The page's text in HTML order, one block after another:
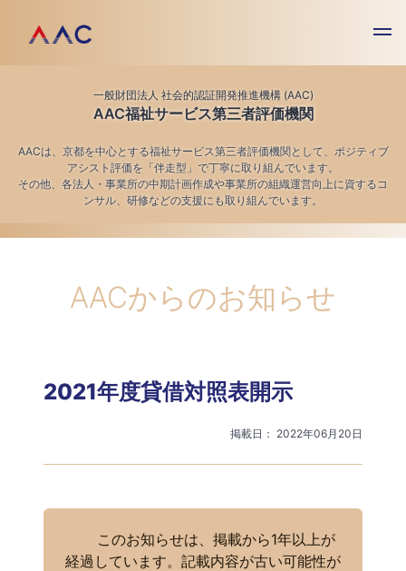
一般財団法人 社会的認証開発推進機構 (AAC)
AAC福祉サービス第三者評価機関
AACは、京都を中心とする福祉サービス第三者評価機関として、ポジティブ
アシスト評価を「伴走型」で丁寧に取り組んでいます。
その他、各法人・事業所の中期計画作成や事業所の組織運営向上に資するコ
ンサル、研修などの支援にも取り組んでいます。
AACからのお知らせ
2021年度貸借対照表開示
掲載日： 2022年06月20日
このお知らせは、掲載から1年以上が
経過しています。記載内容が古い可能性が